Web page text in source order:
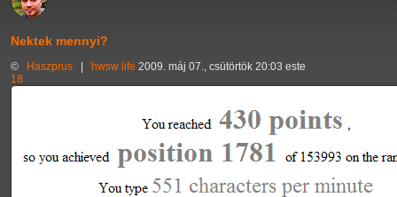
Nektek mennyi?
© Haszprus | hwsw life 2009. máj 07., csütörtök 20:03 este
18